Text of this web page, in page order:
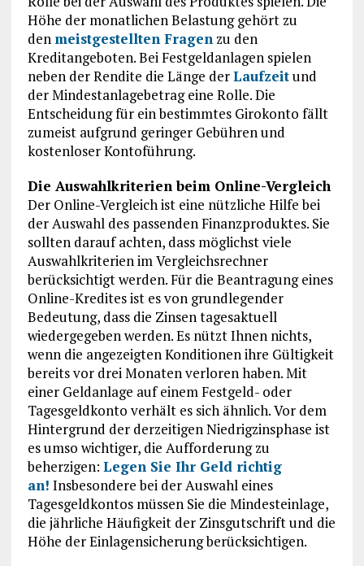
Höhe der monatlichen Belastung gehört zu
den meistgestellten Fragenzu den
Kreditangeboten. Bei Festgeldanlagen spielen
neben der Rendite die Länge derLaufzeitund
der Mindestanlagebetrag eine Rolle. Die
Entscheidung für ein bestimmtes Girokonto fällt
zumeist aufgrund geringer Gebühren und
kostenloser Kontoführung.
Die Auswahlkriterien beim Online-Vergleich
Der Online-Vergleich ist eine nützliche Hilfe bei
der Auswahl des passenden Finanzproduktes. Sie
sollten darauf achten, dass möglichst viele
Auswahlkriterien im Vergleichsrechner
berücksichtigt werden. Für die Beantragung eines
Online-Kredites ist es von grundlegender
Bedeutung, dass die Zinsen tagesaktuell
wiedergegeben werden. Es nützt Ihnen nichts,
wenn die angezeigten Konditionen ihre Gültigkeit
bereits vor drei Monaten verloren haben. Mit
einer Geldanlage auf einem Festgeld- oder
Tagesgeldkonto verhält es sich ähnlich. Vor dem
Hintergrund der derzeitigen Niedrigzinsphase ist
es umso wichtiger, die Aufforderung zu
beherzigen: Legen Sie Ihr Geld richtig
an! Insbesondere bei der Auswahl eines
Tagesgeldkontos müssen Sie die Mindesteinlage,
die jährliche Häufigkeit der Zinsgutschrift und die
Höhe der Einlagensicherung berücksichtigen.